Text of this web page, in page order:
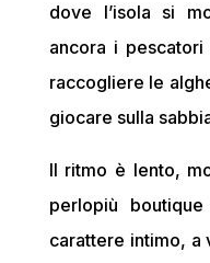
dove l’isola si
ancora i
raccogliere le
giocare sulla
Il ritmo è lento,
perlopiù
carattere intimo, a